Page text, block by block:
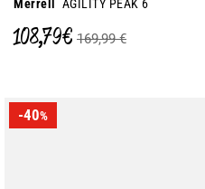
Merrell AGILITY PEAK 6
108,79 € 169,99 €
-40%